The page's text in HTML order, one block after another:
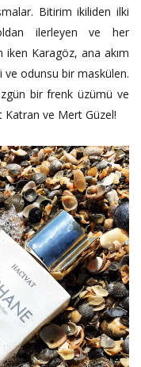
Bitirim ikiliden ilki
ilerleyen ve her
iken Karagöz, ana akım
ve odunsu bir maskülen.
bir frenk üzümü ve
Katran ve Mert Güzel!